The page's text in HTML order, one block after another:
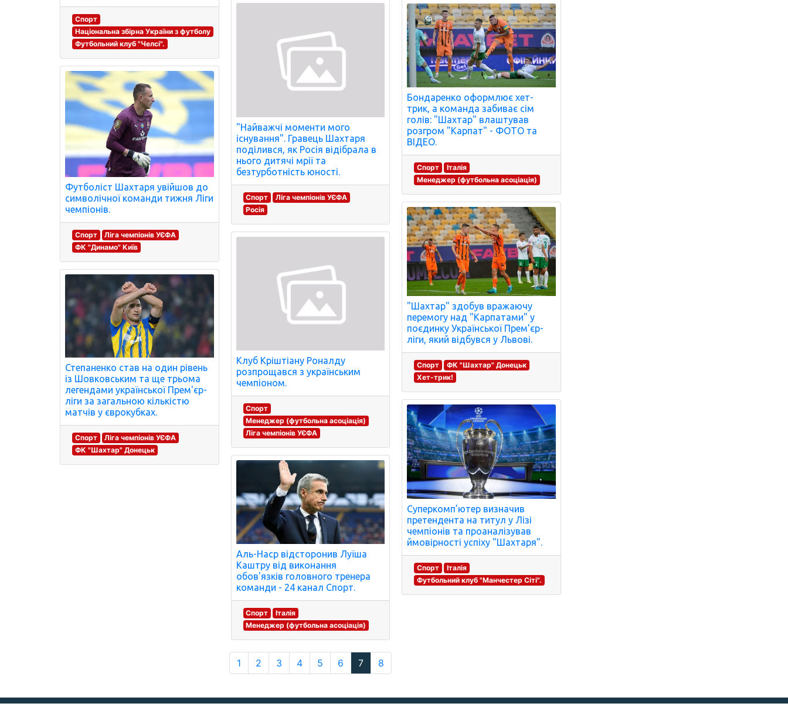
Спорт
Національна збірна України з футболу
Футбольний клуб "Челсі".
Футболіст Шахтаря увійшов до
символічної команди тижня Ліги
чемпіонів.
Спорт
Ліга чемпіонів УЄФА
ФК "Динамо" Київ
Степаненко став на один рівень
із Шовковським та ще трьома
легендами української Прем'єр-
ліги за загальною кількістю
матчів у єврокубках.
Спорт
Ліга чемпіонів УЄФА
ФК "Шахтар" Донецьк
"Найважчі моменти мого
існування". Гравець Шахтаря
поділився, як Росія відібрала в
нього дитячі мрії та
безтурботність юності.
Спорт
Ліга чемпіонів УЄФА
Росія
Клуб Кріштіану Роналду
розпрощався з українським
чемпіоном.
Спорт
Менеджер (футбольна асоціація)
Ліга чемпіонів УЄФА
Аль-Наср відсторонив Луїша
Каштру від виконання
обов'язків головного тренера
команди - 24 канал Спорт.
Спорт
Італія
Менеджер (футбольна асоціація)
Бондаренко оформлює хет-
трик, а команда забиває сім
голів: "Шахтар" влаштував
розгром "Карпат" - ФОТО та
ВІДЕО.
Спорт
Італія
Менеджер (футбольна асоціація)
"Шахтар" здобув вражаючу
перемогу над "Карпатами" у
поєдинку Української Прем'єр-
ліги, який відбувся у Львові.
Спорт
ФК "Шахтар" Донецьк
Хет-трик!
Суперкомп’ютер визначив
претендента на титул у Лізі
чемпіонів та проаналізував
ймовірності успіху "Шахтаря".
Спорт
Італія
Футбольний клуб "Манчестер Сіті".
1 2 3 4 5 6 7 8